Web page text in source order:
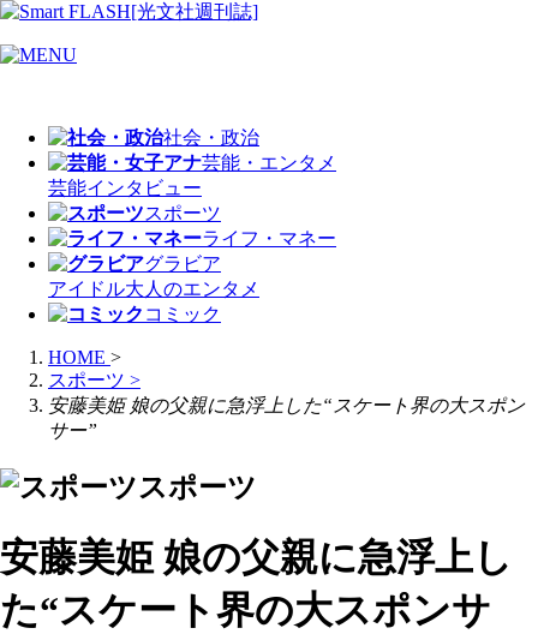
社会・政治
芸能・エンタメ
芸能インタビュー
スポーツ
ライフ・マネー
グラビア
アイドル大人のエンタメ
コミック
HOME >
スポーツ >
安藤美姫 娘の父親に急浮上した“スケート界の大スポン
サー”
スポーツ
安藤美姫 娘の父親に急浮上し
た“スケート界の大スポンサ